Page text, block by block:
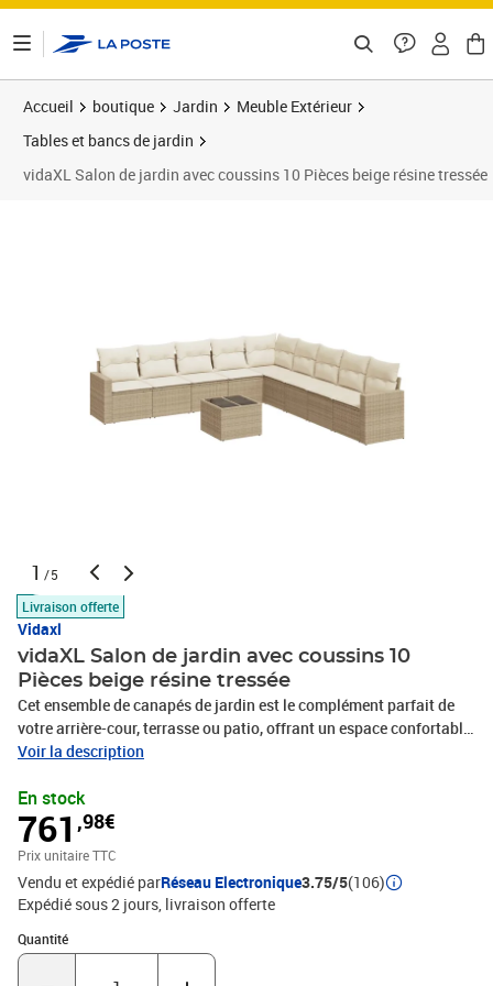
Accueil boutique Jardin
Meuble Extérieur
Tables et bancs de jardin
vidaXL Salon de jardin avec coussins 10 Pièces beige résine tressée
1 /5
Livraison offerte
Vidaxl
vidaXL Salon de jardin avec coussins 10
Pièces beige résine tressée
Cet ensemble de canapés de jardin est le complément parfait de
votre arrière-cour, terrasse ou patio, offrant un espace confortable
et accueillant pour discuter avec la famille et les amis ou
la résine tressée, également connue sous le nom de poly rotin, est
un matériau synthétique solide et nécessitant peu d'entretien qui
ressemble au rotin naturel. Il est léger, facile à nettoyer et
couramment utilisé pour les meubles d'extérieur en raison de sa
durabilité et de ses propriétés de résistance aux
intempéries.Expérience d'assise confortable : ce mobilier
d'extérieur, doté de coussins épais, offre une expérience d'assise
confortable. Les larges accoudoirs offrent également un endroit
Voir la description
En stock
761 ,98€
Prix unitaire TTC
Vendu et expédié parRéseau Electronique3.75/5(106)
Expédié sous 2 jours livraison offerte
Quantité
Quantité : 1